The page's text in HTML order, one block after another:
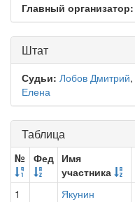
Главный организатор:
Штат
Судьи: Лобов Дмитрий,
Елена
Таблица
№ Фед Имя
участника
1
Якунин